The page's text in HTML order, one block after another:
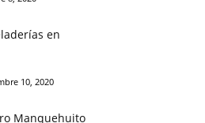
en
10, 2020
Manquehuito